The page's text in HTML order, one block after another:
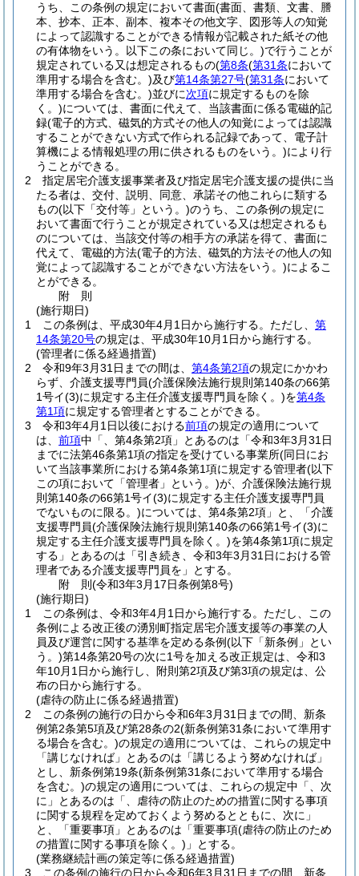
うち、この条例の規定において書面(書面、書類、文書、謄
本、抄本、正本、副本、複本その他文字、図形等人の知覚
によって認識することができる情報が記載された紙その他
の有体物をいう。以下この条において同じ。)で行うことが
規定されている又は想定されるもの(第8条(第31条において
準用する場合を含む。)及び第14条第27号(第31条において
準用する場合を含む。)並びに次項に規定するものを除
く。)については、書面に代えて、当該書面に係る電磁的記
録(電子的方式、磁気的方式その他人の知覚によっては認識
することができない方式で作られる記録であって、電子計
算機による情報処理の用に供されるものをいう。)により行
うことができる。
2
指定居宅介護支援事業者及び指定居宅介護支援の提供に当
たる者は、交付、説明、同意、承諾その他これらに類する
もの(以下「交付等」という。)のうち、この条例の規定に
おいて書面で行うことが規定されている又は想定されるも
のについては、当該交付等の相手方の承諾を得て、書面に
代えて、電磁的方法(電子的方法、磁気的方法その他人の知
覚によって認識することができない方法をいう。)によるこ
とができる。
附 則
(施行期日)
1
この条例は、平成30年4月1日から施行する。 ただし、 第
14条第20号の規定は、平成30年10月1日から施行する。
(管理者に係る経過措置)
2
令和9年3月31日までの間は、 第4条第2項の規定にかかわ
らず、介護支援専門員(介護保険法施行規則第140条の66第
1号イ(3)に規定する主任介護支援専門員を除く。)を第4条
第1項に規定する管理者とすることができる。
3
令和3年4月1日以後における前項の規定の適用について
は、 前項中「、第4条第2項」とあるのは「令和3年3月31日
までに法第46条第1項の指定を受けている事業所(同日にお
いて当該事業所における第4条第1項に規定する管理者(以下
この項において「管理者」という。)が、介護保険法施行規
則第140条の66第1号イ(3)に規定する主任介護支援専門員
でないものに限る。)については、第4条第2項」と、「介護
支援専門員(介護保険法施行規則第140条の66第1号イ(3)に
規定する主任介護支援専門員を除く。)を第4条第1項に規定
する」とあるのは「引き続き、令和3年3月31日における管
理者である介護支援専門員を」とする。
附 則(令和3年3月17日条例第8号)
(施行期日)
1
この条例は、令和3年4月1日から施行する。 ただし、この
条例による改正後の湧別町指定居宅介護支援等の事業の人
員及び運営に関する基準を定める条例(以下「新条例」とい
う。)第14条第20号の次に1号を加える改正規定は、令和3
年10月1日から施行し、附則第2項及び第3項の規定は、公
布の日から施行する。
(虐待の防止に係る経過措置)
2
この条例の施行の日から令和6年3月31日までの間、新条
例第2条第5項及び第28条の2(新条例第31条において準用す
る場合を含む。)の規定の適用については、これらの規定中
「講じなければ」とあるのは「講じるよう努めなければ」
とし、新条例第19条(新条例第31条において準用する場合
を含む。)の規定の適用については、これらの規定中「、次
に」とあるのは「、虐待の防止のための措置に関する事項
に関する規程を定めておくよう努めるとともに、次に」
と、「重要事項」とあるのは「重要事項(虐待の防止のため
の措置に関する事項を除く。) 」とする。
(業務継続計画の策定等に係る経過措置)
3
この条例の施行の日から令和6年3月31日までの間、新条